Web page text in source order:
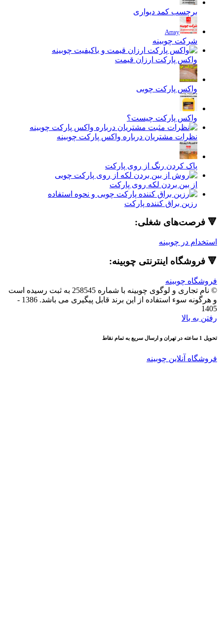
کمد دیواری
Array
چوبینه
پارکت ارزان قیمت
پارکت چوبی
پارکت چیست؟
مشتریان درباره واکس پارکت چوبینه
کردن رنگ از روی پارکت
بین بردن لکه روی پارکت
براق کننده پارکت
شغلی:
در چوبینه
اینترنتی چوبینه:
چوبینه
© نام تجاری و لوگوی چوبینه با شماره 258545 به ثبت رسیده است
و هرگونه سوء استفاده از این برند قابل پیگیری می باشد. 1386 -
آنلاین چوبینه